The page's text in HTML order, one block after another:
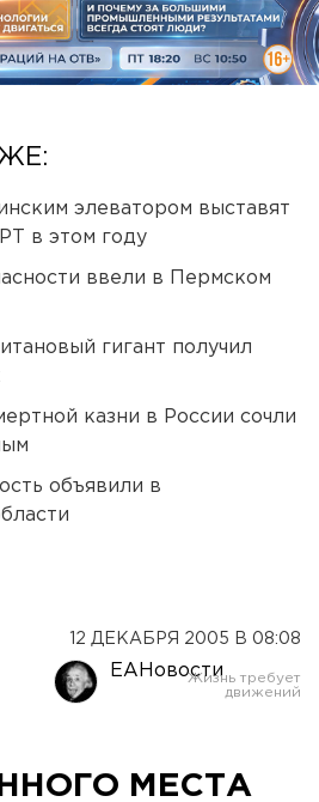
элеватором выставят
в этом году
ввели в Пермском
гигант получил
казни в России сочли
объявили в
12 ДЕКАБРЯ 2005 В 08:08
ЕАНовости
МЕСТА